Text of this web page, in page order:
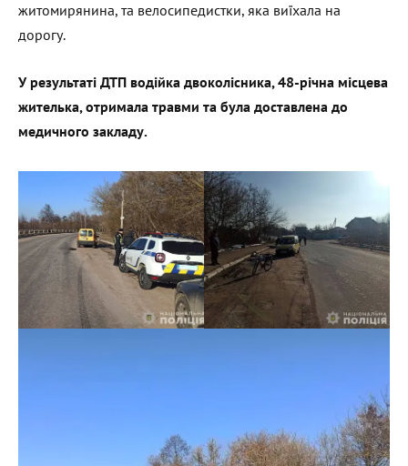
житомирянина, та велосипедистки, яка виїхала на
дорогу.
У результаті ДТП водійка двоколісника, 48-річна місцева
жителька, отримала травми та була доставлена до
медичного закладу.